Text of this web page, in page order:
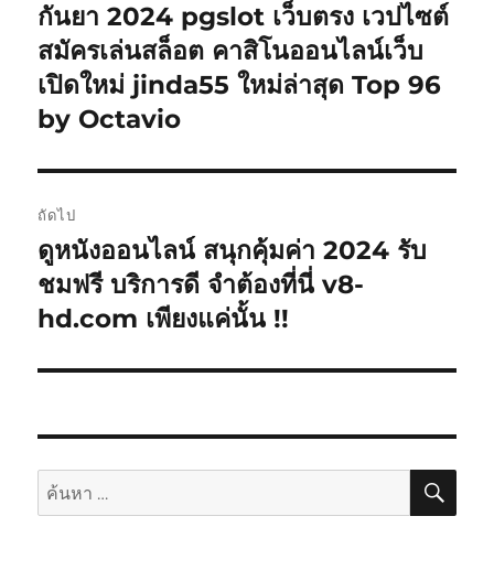
ก่อน
หน้า:
กันยา 2024 pgslot เว็บตรง เวปไซต์
สมัครเล่นสล็อต คาสิโนออนไลน์เว็บ
เปิดใหม่ jinda55 ใหม่ล่าสุด Top 96
by Octavio
ถัดไป
เรื่อง
ต่อ
ไป:
ดูหนังออนไลน์ สนุกคุ้มค่า 2024 รับ
ชมฟรี บริการดี จำต้องที่นี่ v8-
hd.com เพียงแค่นั้น !!
ค้นหา: ค้น